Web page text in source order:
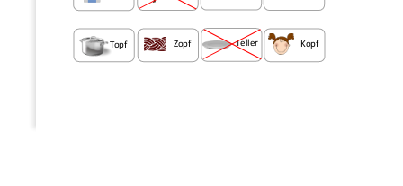
Topf Zopf Teller Kopf